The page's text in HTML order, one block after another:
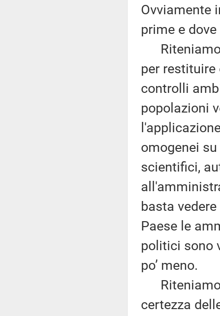
Ovviamente
prime e
Riteniamo,
per
controlli
popolazioni
omogenei
scientifici,
basta
Paese le
politici sono
po’ meno.
Riteniamo
certezza